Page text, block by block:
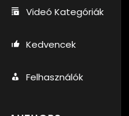
Videó Kategóriák
Kedvencek
Felhasználók